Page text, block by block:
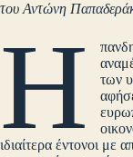
του Αντώνη
Η
των
ιδιαίτερα έντονοι με